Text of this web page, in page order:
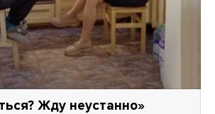
Жду неустанно»